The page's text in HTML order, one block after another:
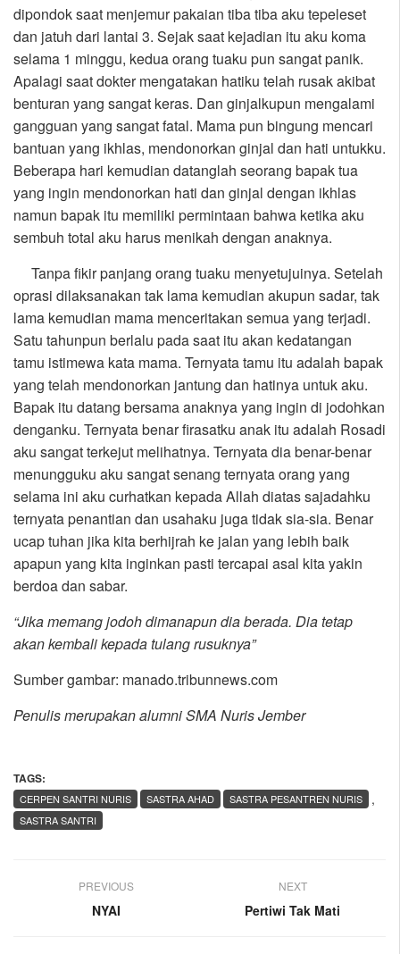
dipondok saat menjemur pakaian tiba tiba aku tepeleset
dan jatuh dari lantai 3. Sejak saat kejadian itu aku koma
selama 1 minggu, kedua orang tuaku pun sangat panik.
Apalagi saat dokter mengatakan hatiku telah rusak akibat
benturan yang sangat keras. Dan ginjalkupun mengalami
gangguan yang sangat fatal. Mama pun bingung mencari
bantuan yang ikhlas, mendonorkan ginjal dan hati untukku.
Beberapa hari kemudian datanglah seorang bapak tua
yang ingin mendonorkan hati dan ginjal dengan ikhlas
namun bapak itu memiliki permintaan bahwa ketika aku
sembuh total aku harus menikah dengan anaknya.
Tanpa fikir panjang orang tuaku menyetujuinya. Setelah
oprasi dilaksanakan tak lama kemudian akupun sadar, tak
lama kemudian mama menceritakan semua yang terjadi.
Satu tahunpun berlalu pada saat itu akan kedatangan
tamu istimewa kata mama. Ternyata tamu itu adalah bapak
yang telah mendonorkan jantung dan hatinya untuk aku.
Bapak itu datang bersama anaknya yang ingin di jodohkan
denganku. Ternyata benar firasatku anak itu adalah Rosadi
aku sangat terkejut melihatnya. Ternyata dia benar-benar
menungguku aku sangat senang ternyata orang yang
selama ini aku curhatkan kepada Allah diatas sajadahku
ternyata penantian dan usahaku juga tidak sia-sia. Benar
ucap tuhan jika kita berhijrah ke jalan yang lebih baik
apapun yang kita inginkan pasti tercapai asal kita yakin
berdoa dan sabar.
“Jika memang jodoh dimanapun dia berada. Dia tetap
akan kembali kepada tulang rusuknya”
Sumber gambar: manado.tribunnews.com
Penulis merupakan alumni SMA Nuris Jember
TAGS:
,
CERPEN SANTRI NURIS SASTRA AHAD
SASTRA PESANTREN NURIS
SASTRA SANTRI
PREVIOUS
NYAI
NEXT
Pertiwi Tak Mati